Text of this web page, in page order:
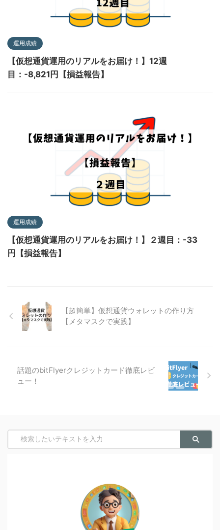
運用成績
【仮想通貨運用のリアルをお届け！】12週
目：-8,821円【損益報告】
運用成績
【仮想通貨運用のリアルをお届け！】２週目：-33
円【損益報告】
【超簡単】仮想通貨ウォレットの作り方
【メタマスクで実践】
話題のbitFlyerクレジットカード徹底レビ
ュー！